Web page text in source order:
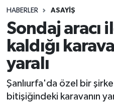
HABERLER ASAYIŞ
Sondaj aracı
kaldığı
yaralı
Şanlıurfa'da özel bir
bitişiğindeki karavanın
Spor
Teknoloji
Yaşam